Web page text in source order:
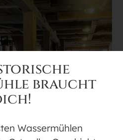
braucht
Wassermühlen